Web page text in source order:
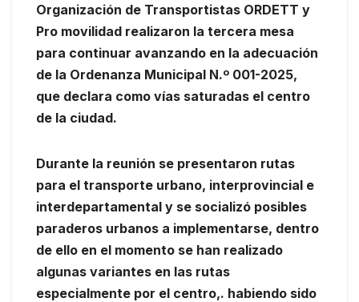
Organización de Transportistas ORDETT y
Pro movilidad realizaron la tercera mesa
para continuar avanzando en la adecuación
de la Ordenanza Municipal N.º 001-2025,
que declara como vías saturadas el centro
de la ciudad.
Durante la reunión se presentaron rutas
para el transporte urbano, interprovincial e
interdepartamental y se socializó posibles
paraderos urbanos a implementarse, dentro
de ello en el momento se han realizado
algunas variantes en las rutas
especialmente por el centro,. habiendo sido